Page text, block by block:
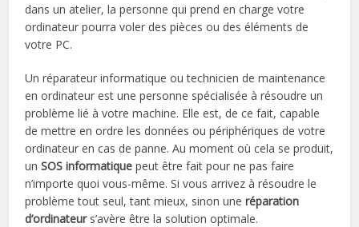
dans un atelier, la personne qui prend en charge votre
ordinateur pourra voler des pièces ou des éléments de
votre PC.
Un réparateur informatique ou technicien de maintenance
en ordinateur est une personne spécialisée à résoudre un
problème lié à votre machine. Elle est, de ce fait, capable
de mettre en ordre les données ou périphériques de votre
ordinateur en cas de panne. Au moment où cela se produit,
unSOS informatique peut être fait pour ne pas faire
n’importe quoi vous-même. Si vous arrivez à résoudre le
problème tout seul, tant mieux, sinon uneréparation
d’ordinateurs’avère être la solution optimale.